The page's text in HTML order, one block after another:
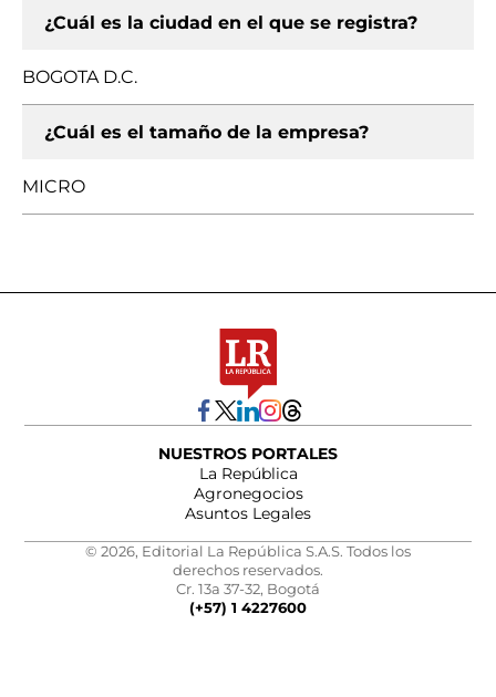
¿Cuál es la ciudad en el que se registra?
BOGOTA D.C.
¿Cuál es el tamaño de la empresa?
MICRO
NUESTROS PORTALES
La República
Agronegocios
Asuntos Legales
© 2026, Editorial La República S.A.S. Todos los
derechos reservados.
Cr. 13a 37-32, Bogotá
(+57) 1 4227600